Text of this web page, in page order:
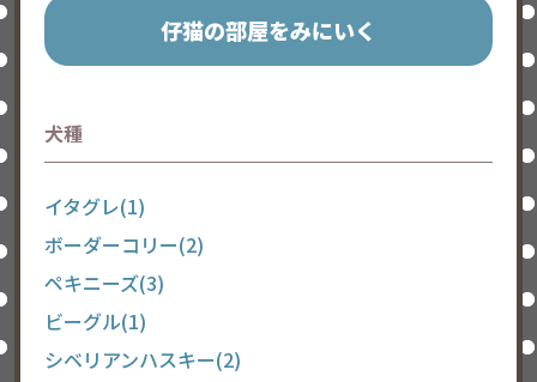
仔猫の部屋をみにいく
犬種
イタグレ(1)
ボーダーコリー(2)
ペキニーズ(3)
ビーグル(1)
シベリアンハスキー(2)